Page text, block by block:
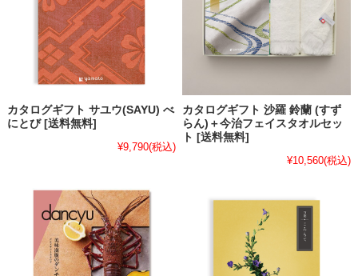
カタログギフト サユウ(SAYU) べ
にとび [送料無料]
¥9,790(税込)
カタログギフト 沙羅 鈴蘭 (すず
らん)＋今治フェイスタオルセッ
ト [送料無料]
¥10,560(税込)